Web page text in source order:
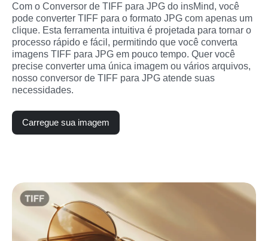
Com o Conversor de TIFF para JPG do insMind, você
pode converter TIFF para o formato JPG com apenas um
clique. Esta ferramenta intuitiva é projetada para tornar o
processo rápido e fácil, permitindo que você converta
imagens TIFF para JPG em pouco tempo. Quer você
precise converter uma única imagem ou vários arquivos,
nosso conversor de TIFF para JPG atende suas
necessidades.
Carregue sua imagem